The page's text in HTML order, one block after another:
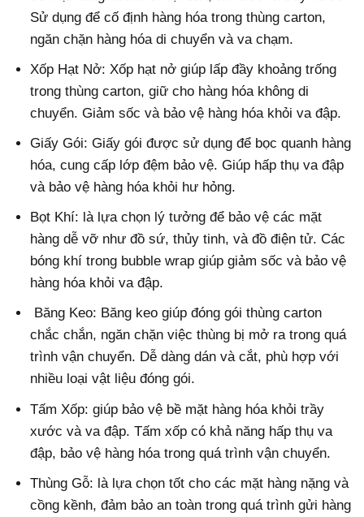
Sử dụng để cố định hàng hóa trong thùng carton,
ngăn chặn hàng hóa di chuyển và va chạm.
Xốp Hạt Nở: Xốp hạt nở giúp lấp đầy khoảng trống
trong thùng carton, giữ cho hàng hóa không di
chuyển. Giảm sốc và bảo vệ hàng hóa khỏi va đập.
Giấy Gói: Giấy gói được sử dụng để bọc quanh hàng
hóa, cung cấp lớp đệm bảo vệ. Giúp hấp thụ va đập
và bảo vệ hàng hóa khỏi hư hỏng.
Bọt Khí: là lựa chọn lý tưởng để bảo vệ các mặt
hàng dễ vỡ như đồ sứ, thủy tinh, và đồ điện tử. Các
bóng khí trong bubble wrap giúp giảm sốc và bảo vệ
hàng hóa khỏi va đập.
Băng Keo: Băng keo giúp đóng gói thùng carton
chắc chắn, ngăn chặn việc thùng bị mở ra trong quá
trình vận chuyển. Dễ dàng dán và cắt, phù hợp với
nhiều loại vật liệu đóng gói.
Tấm Xốp: giúp bảo vệ bề mặt hàng hóa khỏi trầy
xước và va đập. Tấm xốp có khả năng hấp thụ va
đập, bảo vệ hàng hóa trong quá trình vận chuyển.
Thùng Gỗ: là lựa chọn tốt cho các mặt hàng nặng và
cồng kềnh, đảm bảo an toàn trong quá trình gửi hàng